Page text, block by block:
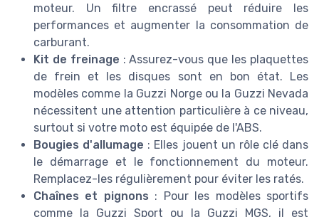
moteur. Un filtre encrassé peut réduire les
performances et augmenter la consommation de
carburant.
Kit de freinage : Assurez-vous que les plaquettes
de frein et les disques sont en bon état. Les
modèles comme la Guzzi Norge ou la Guzzi Nevada
nécessitent une attention particulière à ce niveau,
surtout si votre moto est équipée de l'ABS.
Bougies d'allumage : Elles jouent un rôle clé dans
le démarrage et le fonctionnement du moteur.
Remplacez-les régulièrement pour éviter les ratés.
Chaînes et pignons : Pour les modèles sportifs
comme la Guzzi Sport ou la Guzzi MGS, il est